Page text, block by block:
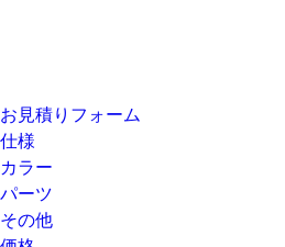
お見積りフォーム
仕様
カラー
パーツ
その他